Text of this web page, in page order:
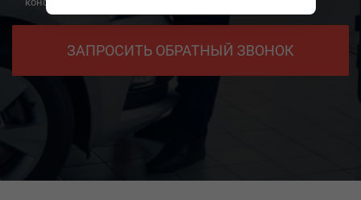
ЗАПРОСИТЬ ОБРАТНЫЙ ЗВОНОК